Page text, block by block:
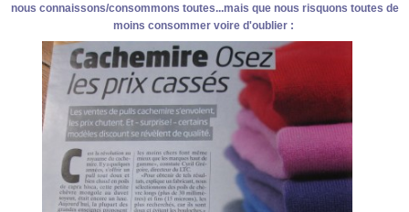
nous connaissons/consommons toutes...mais que nous risquons toutes de
moins consommer voire d'oublier :